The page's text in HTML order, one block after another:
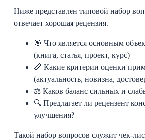
Ниже представлен типовой набор
отвечает хорошая рецензия.
🎯 Что является основным
(книга, статья, проект, курс)
📏 Какие критерии оценки
(актуальность, новизна,
⚖️ Каков баланс сильных и
🔍 Предлагает ли рецензент
улучшения?
Такой набор вопросов служит чек-